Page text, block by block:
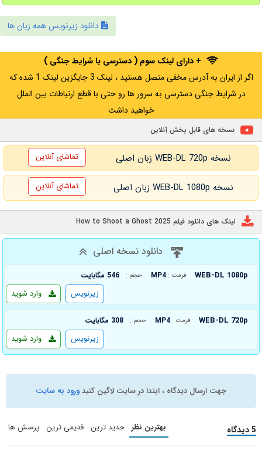
دانلود زیرنویس همه زبان ها
+ دارای لینک سوم ( دسترسی با شرایط جنگی )
اگر از ایران به آدرس مخفی متصل هستید ، لینک 3 جایگزین لینک 1 شده که
در شرایط جنگی دسترسی به سرور ها رو حتی با قطع ارتباطات بین الملل
خواهید داشت
نسخه های قابل پخش آنلاین
نسخه WEB-DL 720p زبان اصلی تماشای آنلاین
نسخه WEB-DL 1080p زبان اصلی تماشای آنلاین
لینک های دانلود فیلم How to Shoot a Ghost 2025
دانلود نسخه اصلی
WEB-DL 1080p فرمت : MP4 حجم : 546 مگابایت
وارد شوید زیرنویس
WEB-DL 720p فرمت : MP4 حجم : 308 مگابایت
وارد شوید زیرنویس
جهت ارسال دیدگاه ، ابتدا در سایت لاگین کنیدورود به سایت
5 دیدگاه بهترین نظر جدید ترین قدیمی ترین پرسش ها